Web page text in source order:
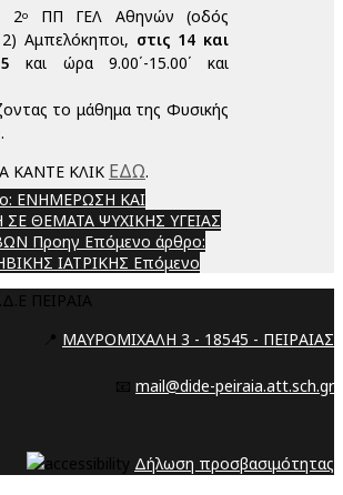
2ο
ΠΠ ΓΕΛ Αθηνών (οδός
Αμπελόκηποι, στις 14 και
και ώρα 9.00΄-15.00΄ και
το μάθημα της Φυσικής
ΚΑΝΤΕ ΚΛΙΚ ΕΔΩ.
ΕΝΗΜΕΡΩΣΗ ΚΑΙ
ΘΕΜΑΤΑ ΨΥΧΙΚΗΣ ΥΓΕΙΑΣ
Προηγ Επόμενο άρθρο:
ΙΑΤΡΙΚΗΣ Επόμενο
ΠΕΙΡΑΙΑ
📍 ΜΑΥΡΟΜΙΧΑΛΗ 3 - 18545 - ΠΕΙΡΑΙΑΣ
📧 mail@dide-peiraia.att.sch.gr
Δήλωση προσβασιμότητας